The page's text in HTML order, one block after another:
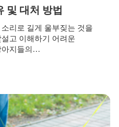
및 대처 방법
리로 길게 울부짖는 것을
고 이해하기 어려운
아지들의…